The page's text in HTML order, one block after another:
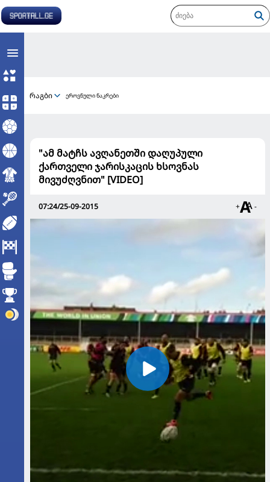
რაგბი ეროვნული ნაკრები
"ამ მატჩს ავღანეთში დაღუპული
ქართველი ჯარისკაცის ხსოვნას
მივუძღვნით" [VIDEO]
07:24/25-09-2015 + -